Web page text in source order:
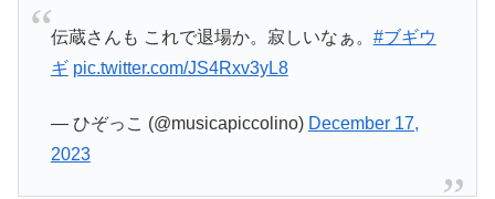
伝蔵さんも これで退場か。寂しいなぁ。 #ブギウ
ギ pic.twitter.com/JS4Rxv3yL8
— ひぞっこ (@musicapiccolino) December 17,
2023